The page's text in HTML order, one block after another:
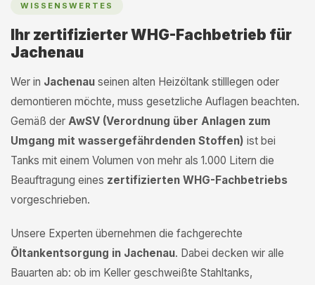
WISSENSWERTES
Ihr zertifizierter WHG-Fachbetrieb für
Jachenau
Wer in Jachenau seinen alten Heizöltank stilllegen oder
demontieren möchte, muss gesetzliche Auflagen beachten.
Gemäß der AwSV (Verordnung über Anlagen zum
Umgang mit wassergefährdenden Stoffen) ist bei
Tanks mit einem Volumen von mehr als 1.000 Litern die
Beauftragung eines zertifizierten WHG-Fachbetriebs
vorgeschrieben.
Unsere Experten übernehmen die fachgerechte
Öltankentsorgung in Jachenau. Dabei decken wir alle
Bauarten ab: ob im Keller geschweißte Stahltanks,